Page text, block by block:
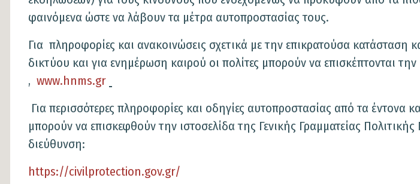
φαινόμενα ώστε να λάβουν τα μέτρα αυτοπροστασίας τους.
Για πληροφορίες και ανακοινώσεις σχετικά με την επικρατούσα κατάσταση
δικτύου και για ενημέρωση καιρού οι πολίτες μπορούν να επισκέπτονται την
, www.hnms.gr
Για περισσότερες πληροφορίες και οδηγίες αυτοπροστασίας από τα έντονα
μπορούν να επισκεφθούν την ιστοσελίδα της Γενικής Γραμματείας
διεύθυνση:
https://civilprotection.gov.gr/